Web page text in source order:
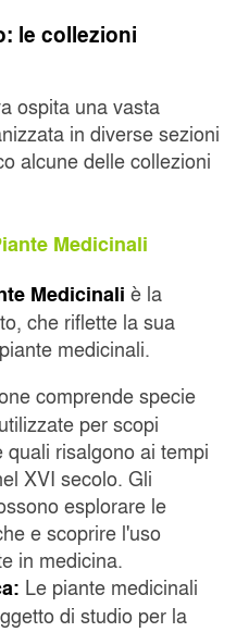
le collezioni
ospita una vasta
in diverse sezioni
alcune delle collezioni
Medicinali
Medicinali è la
che riflette la sua
medicinali.
comprende specie
per scopi
risalgono ai tempi
XVI secolo. Gli
esplorare le
e scoprire l'uso
in medicina.
Le piante medicinali
di studio per la